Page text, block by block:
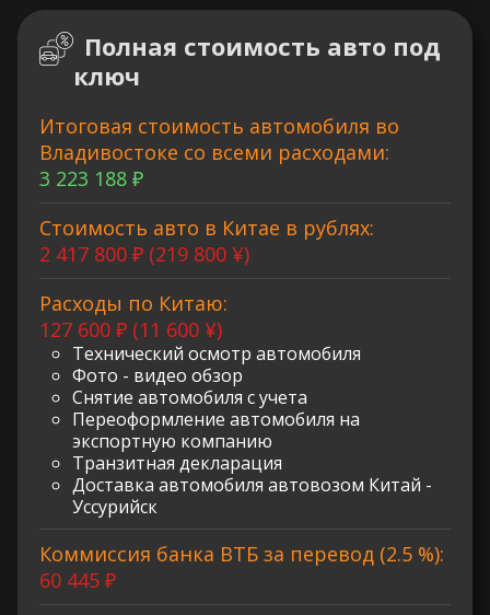
Полная стоимость авто под
ключ
Итоговая стоимость автомобиля во
Владивостоке со всеми расходами:
3 223 188 ₽
Стоимость авто в Китае в рублях:
2 417 800 ₽ (219 800 ¥)
Расходы по Китаю:
127 600 ₽ (11 600 ¥)
Технический осмотр автомобиля
Фото - видео обзор
Снятие автомобиля с учета
Переоформление автомобиля на
экспортную компанию
Транзитная декларация
Доставка автомобиля автовозом Китай -
Уссурийск
Коммиссия банка ВТБ за перевод (2.5 %):
60 445 ₽